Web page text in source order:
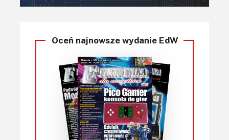
Oceń najnowsze wydanie EdW